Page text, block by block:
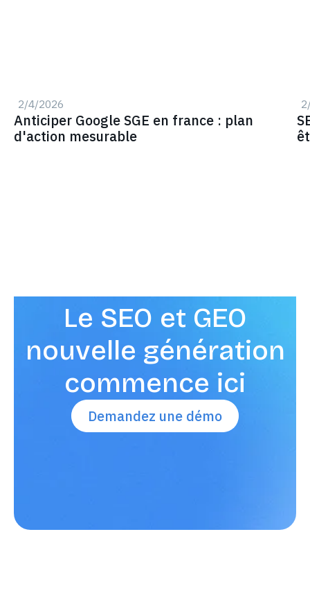
2/4/2026
Anticiper Google SGE en france : plan
d'action mesurable
Le SEO et GEO
nouvelle génération
commence ici
Demandez une démo